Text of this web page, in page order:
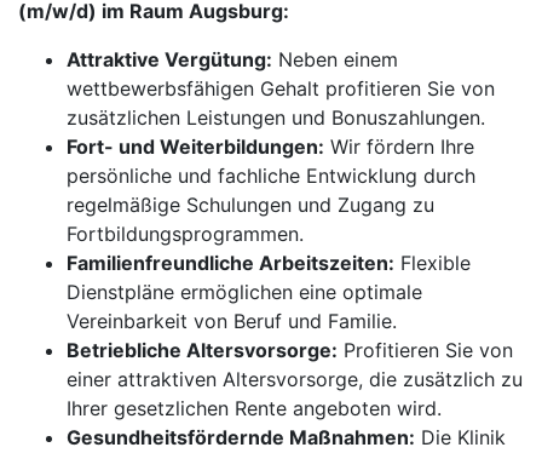
(m/w/d) im Raum Augsburg:
Attraktive Vergütung: Neben einem
wettbewerbsfähigen Gehalt profitieren Sie von
zusätzlichen Leistungen und Bonuszahlungen.
Fort- und Weiterbildungen: Wir fördern Ihre
persönliche und fachliche Entwicklung durch
regelmäßige Schulungen und Zugang zu
Fortbildungsprogrammen.
Familienfreundliche Arbeitszeiten: Flexible
Dienstpläne ermöglichen eine optimale
Vereinbarkeit von Beruf und Familie.
Betriebliche Altersvorsorge: Profitieren Sie von
einer attraktiven Altersvorsorge, die zusätzlich zu
Ihrer gesetzlichen Rente angeboten wird.
Gesundheitsfördernde Maßnahmen: Die Klinik